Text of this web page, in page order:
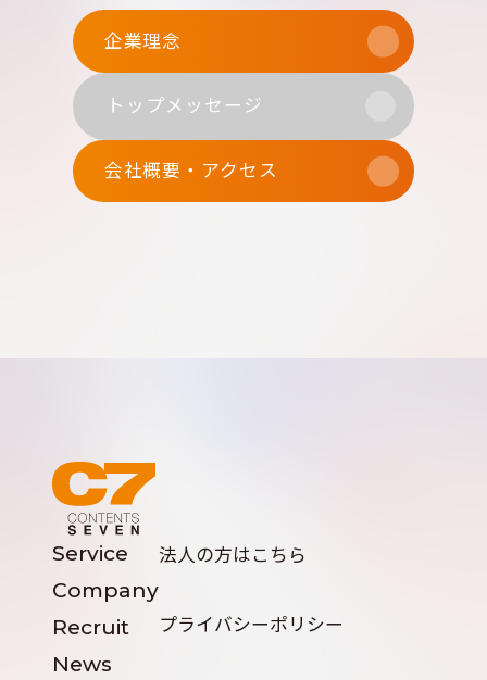
企業理念
トップメッセージ
会社概要・アクセス
Service
Company
Recruit
News
法人の方はこちら
プライバシーポリシー